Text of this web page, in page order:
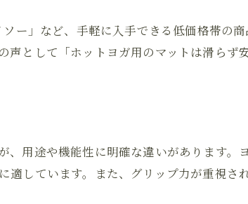
やクッション性で選ぶヨガマット比較
マットおすすめ機能の違いと活用シーン
ー」など、手軽に入手できる低価格帯の
として「ホットヨガ用のマットは滑らず
、用途や機能性に明確な違いがあります
適しています。また、グリップ力が重視さ